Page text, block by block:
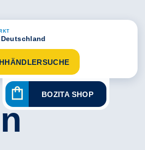
BOZITA SHOP
Deutschland